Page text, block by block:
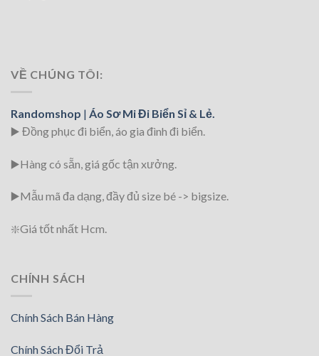
VỀ CHÚNG TÔI:
Randomshop | Áo Sơ Mi Đi Biển Sỉ & Lẻ.
▶️ Đồng phục đi biển , áo gia đình đi biển.
▶️Hàng có sẵn, giá gốc tận xưởng.
▶️Mẫu mã đa dạng, đầy đủ size bé -> bigsize.
❇️Giá tốt nhất Hcm.
CHÍNH SÁCH
Chính Sách Bán Hàng
Chính Sách Đổi Trả